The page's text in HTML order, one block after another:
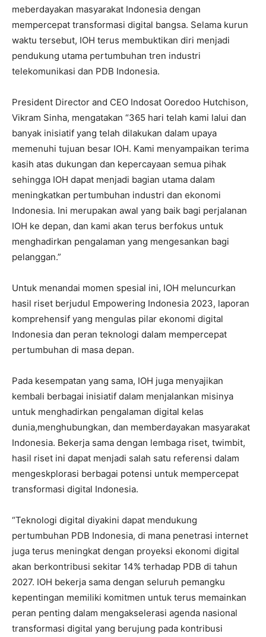
meberdayakan masyarakat Indonesia dengan
mempercepat transformasi digital bangsa. Selama kurun
waktu tersebut, IOH terus membuktikan diri menjadi
pendukung utama pertumbuhan tren industri
telekomunikasi dan PDB Indonesia.
President Director and CEO Indosat Ooredoo Hutchison,
Vikram Sinha, mengatakan “365 hari telah kami lalui dan
banyak inisiatif yang telah dilakukan dalam upaya
memenuhi tujuan besar IOH. Kami menyampaikan terima
kasih atas dukungan dan kepercayaan semua pihak
sehingga IOH dapat menjadi bagian utama dalam
meningkatkan pertumbuhan industri dan ekonomi
Indonesia. Ini merupakan awal yang baik bagi perjalanan
IOH ke depan, dan kami akan terus berfokus untuk
menghadirkan pengalaman yang mengesankan bagi
pelanggan.”
Untuk menandai momen spesial ini, IOH meluncurkan
hasil riset berjudul Empowering Indonesia 2023, laporan
komprehensif yang mengulas pilar ekonomi digital
Indonesia dan peran teknologi dalam mempercepat
pertumbuhan di masa depan.
Pada kesempatan yang sama, IOH juga menyajikan
kembali berbagai inisiatif dalam menjalankan misinya
untuk menghadirkan pengalaman digital kelas
dunia,menghubungkan, dan memberdayakan masyarakat
Indonesia. Bekerja sama dengan lembaga riset, twimbit,
hasil riset ini dapat menjadi salah satu referensi dalam
mengeskplorasi berbagai potensi untuk mempercepat
transformasi digital Indonesia.
“Teknologi digital diyakini dapat mendukung
pertumbuhan PDB Indonesia, di mana penetrasi internet
juga terus meningkat dengan proyeksi ekonomi digital
akan berkontribusi sekitar 14% terhadap PDB di tahun
2027. IOH bekerja sama dengan seluruh pemangku
kepentingan memiliki komitmen untuk terus memainkan
peran penting dalam mengakselerasi agenda nasional
transformasi digital yang berujung pada kontribusi